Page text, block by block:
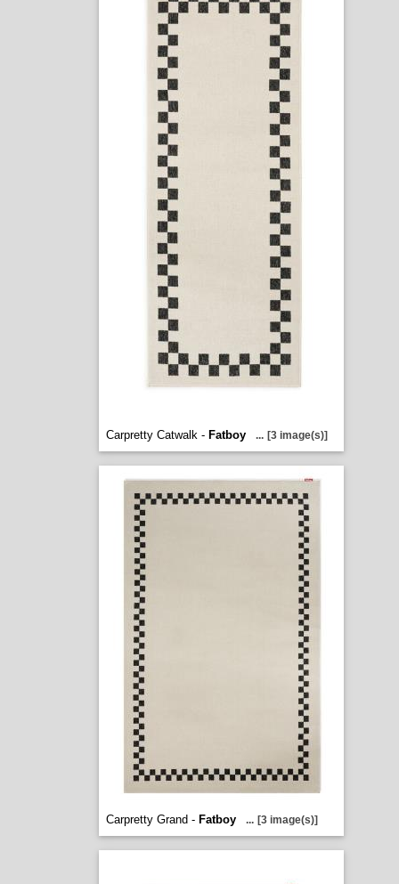
Carpretty Catwalk - Fatboy ... [3 image(s)]
Carpretty Grand - Fatboy ... [3 image(s)]